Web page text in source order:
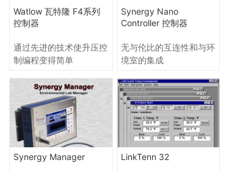
Watlow 瓦特隆 F4系列
控制器
通过先进的技术使升压控
制编程变得简单
Synergy Nano
Controller 控制器
无与伦比的互连性和与环
境室的集成
Synergy Manager LinkTenn 32